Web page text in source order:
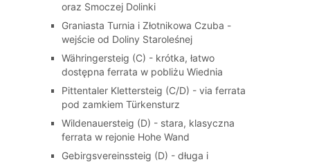
oraz Smoczej Dolinki
Graniasta Turnia i Złotnikowa Czuba -
wejście od Doliny Staroleśnej
Währingersteig (C) - krótka, łatwo
dostępna ferrata w pobliżu Wiednia
Pittentaler Klettersteig (C/D) - via ferrata
pod zamkiem Türkensturz
Wildenauersteig (D) - stara, klasyczna
ferrata w rejonie Hohe Wand
Gebirgsvereinssteig (D) - długa i